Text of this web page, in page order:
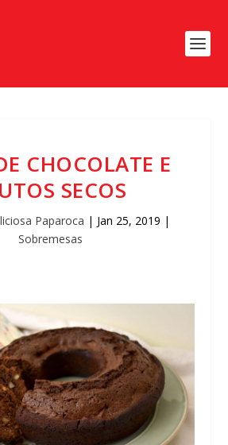
CHOCOLATE E
SECOS
Paparoca | Jan 25, 2019 |
Sobremesas